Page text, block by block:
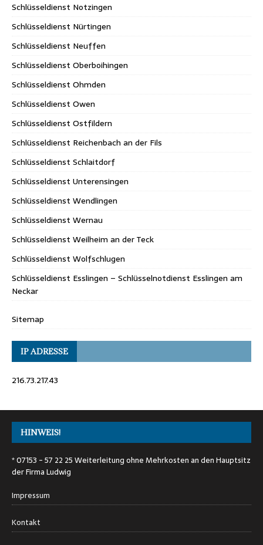
Schlüsseldienst Notzingen
Schlüsseldienst Nürtingen
Schlüsseldienst Neuffen
Schlüsseldienst Oberboihingen
Schlüsseldienst Ohmden
Schlüsseldienst Owen
Schlüsseldienst Ostfildern
Schlüsseldienst Reichenbach an der Fils
Schlüsseldienst Schlaitdorf
Schlüsseldienst Unterensingen
Schlüsseldienst Wendlingen
Schlüsseldienst Wernau
Schlüsseldienst Weilheim an der Teck
Schlüsseldienst Wolfschlugen
Schlüsseldienst Esslingen – Schlüsselnotdienst Esslingen am
Neckar
Sitemap
IP ADRESSE
216.73.217.43
HINWEIS!
* 07153 - 57 22 25 Weiterleitung ohne Mehrkosten an den Hauptsitz
der Firma Ludwig
Impressum
Kontakt